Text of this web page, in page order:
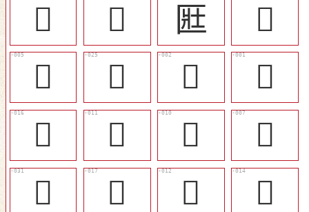
𠗱 󴶠 匨
󴶥
𡍱
󴶩 𡒤
𡒉
󴶡
󴶜 󴶛
󴶘
󴶯
󴶢 󴶝
󴶟